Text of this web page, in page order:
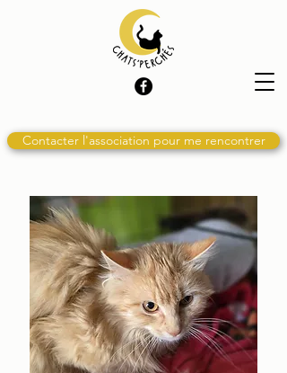
Contacter l'association pour me rencontrer